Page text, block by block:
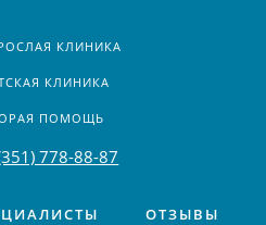
КЛИНИКА
КЛИНИКА
ПОМОЩЬ
778-88-87
ОТЗЫВЫ